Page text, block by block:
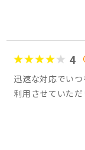
4
迅速な対応でい
利用させていただ